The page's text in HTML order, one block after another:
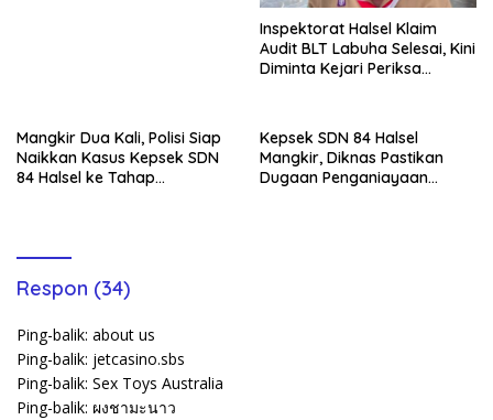
Inspektorat Halsel Klaim
Audit BLT Labuha Selesai, Kini
Diminta Kejari Periksa
Mangkir Dua Kali, Polisi Siap
Naikkan Kasus Kepsek SDN
84 Halsel ke Tahap
Kepsek SDN 84 Halsel
Mangkir, Diknas Pastikan
Dugaan Penganiayaan
Respon (34)
Ping-balik: about us
Ping-balik: jetcasino.sbs
Ping-balik: Sex Toys Australia
Ping-balik: ผงชามะนาว